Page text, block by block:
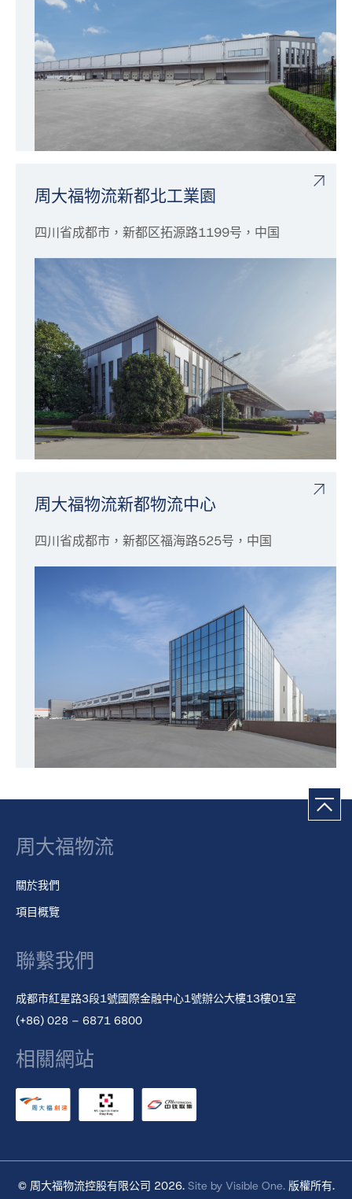
周大福物流新都北工業園
四川省成都市，新都区拓源路1199号，中国
周大福物流新都物流中心
四川省成都市，新都区福海路525号，中国
周大福物流
關於我們
項目概覽
聯繫我們
成都市紅星路3段1號國際金融中心1號辦公大樓13樓01室
(+86) 028 – 6871 6800
相關網站
© 周大福物流控股有限公司 2026. Site by Visible One.版權所有.